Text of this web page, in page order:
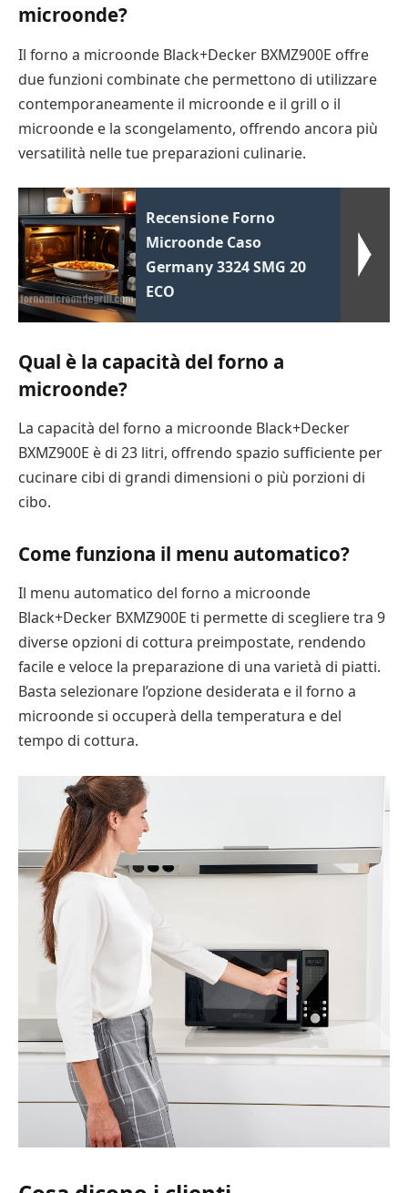
microonde?
Il forno a microonde Black+Decker BXMZ900E offre
due funzioni combinate che permettono di utilizzare
contemporaneamente il microonde e il grill o il
microonde e la scongelamento, offrendo ancora più
versatilità nelle tue preparazioni culinarie.
Recensione Forno
Microonde Caso
Germany 3324 SMG 20
ECO
Qual è la capacità del forno a
microonde?
La capacità del forno a microonde Black+Decker
BXMZ900E è di 23 litri, offrendo spazio sufficiente per
cucinare cibi di grandi dimensioni o più porzioni di
cibo.
Come funziona il menu automatico?
Il menu automatico del forno a microonde
Black+Decker BXMZ900E ti permette di scegliere tra 9
diverse opzioni di cottura preimpostate, rendendo
facile e veloce la preparazione di una varietà di piatti.
Basta selezionare l’opzione desiderata e il forno a
microonde si occuperà della temperatura e del
tempo di cottura.